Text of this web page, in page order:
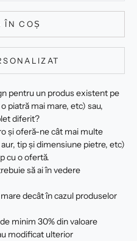
ÎN COȘ
pentru un produs existent pe
piatră mai mare, etc) sau,
diferit?
și oferă-ne cât mai multe
tip și dimensiune pietre, etc)
cu o ofertă.
să ai în vedere
decât în cazul produselor
minim 30% din valoare
modificat ulterior